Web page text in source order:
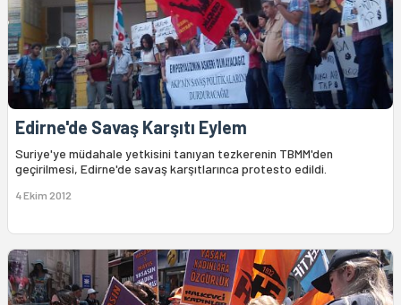
Edirne'de Savaş Karşıtı Eylem
Suriye'ye müdahale yetkisini tanıyan tezkerenin TBMM'den
geçirilmesi, Edirne'de savaş karşıtlarınca protesto edildi.
4 Ekim 2012